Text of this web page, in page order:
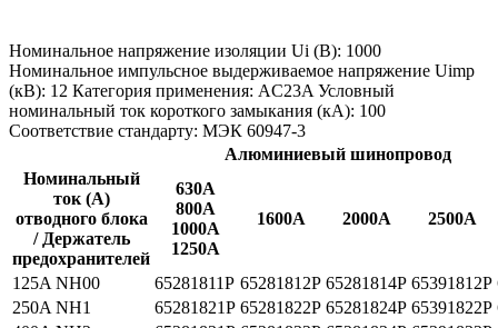
Номинальное напряжение изоляции Ui (В): 1000
Номинальное импульсное выдерживаемое напряжение Uimp
(кВ): 12 Категория применения: AC23A Условный
номинальный ток короткого замыкания (кА): 100
Соответствие стандарту: МЭК 60947-3
Алюминиевый шинопровод
Номинальный
ток (A)
отводного блока
/ Держатель
предохранителей
630A
800A
1000A
1250A
1600A 2000A 2500A
125A NH00 65281811P 65281812P 65281814P 65391812P
250A NH1
65281821P 65281822P 65281824P 65391822P